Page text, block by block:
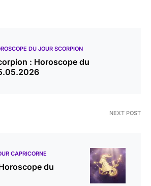
DU JOUR SCORPION
: Horoscope du
NEXT POST
CAPRICORNE
du